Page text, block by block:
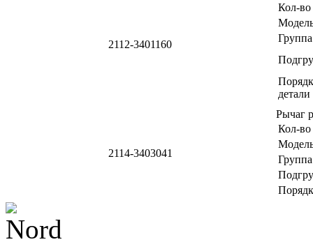
2112-3401160
Кол-
Группа
детали
2114-3403041
Рычаг
Кол-
Группа